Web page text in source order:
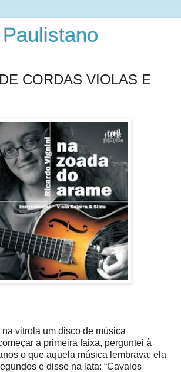
CORDAS VIOLAS E
vitrola um disco de música
a primeira faixa, perguntei à
o que aquela música lembrava: ela
e disse na lata: “Cavalos